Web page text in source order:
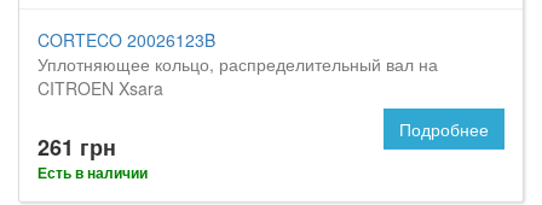
CORTECO 20026123B
Уплотняющее кольцо, распределительный вал на
CITROEN Xsara
261 грн
Есть в наличии
Подробнее